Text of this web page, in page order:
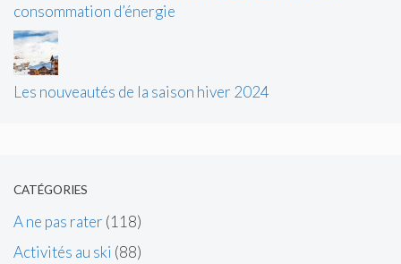
consommation d’énergie
Les nouveautés de la saison hiver 2024
CATÉGORIES
A ne pas rater (118)
Activités au ski (88)